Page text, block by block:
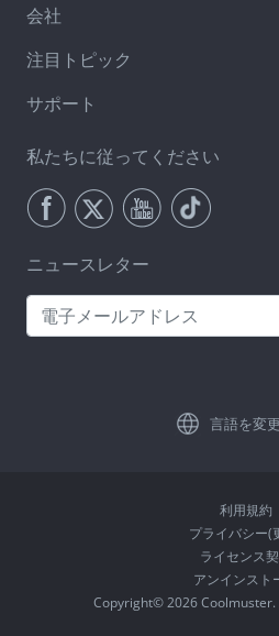
会社
注目トピック
サポート
私たちに従ってください
ニュースレター
言語を変更
利用規約
プライバシー(
ライセンス
アンインスト
Copyright© 2026 Coolmuster.